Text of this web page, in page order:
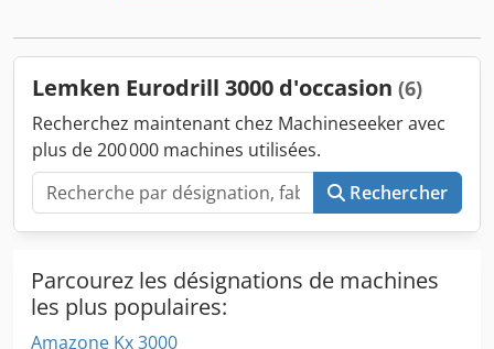
Aheqrryceger
Lemken Eurodrill 3000 d'occasion (6)
Recherchez maintenant chez Machineseeker avec
plus de 200 000 machines utilisées.
Rechercher
Parcourez les désignations de machines
les plus populaires:
Amazone Kx 3000